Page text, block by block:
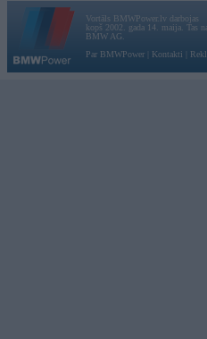
Vortāls BMWPower.lv darbojas
kopš 2002. gada 14. maija. Tas
BMW AG.
Par BMWPower
Kontakti